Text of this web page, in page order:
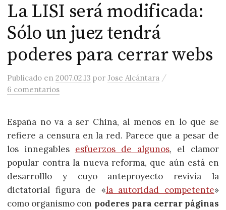
La LISI será modificada:
Sólo un juez tendrá
poderes para cerrar webs
Publicado en2007.02.13 porJose Alcántara /
6 comentarios
España no va a ser China, al menos en lo que se
refiere a censura en la red. Parece que a pesar de
los innegables esfuerzos de algunos, el clamor
popular contra la nueva reforma, que aún está en
desarrolllo y cuyo anteproyecto revivía la
dictatorial figura de «la autoridad competente»
como organismo con poderes para cerrar páginas